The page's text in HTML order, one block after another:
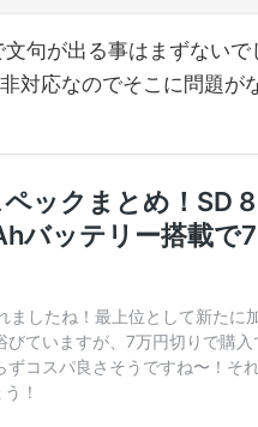
句が出る事はまずないで
対応なのでそこに問題が